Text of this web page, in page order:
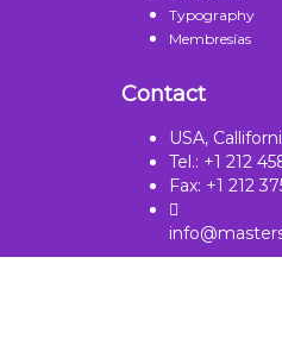
Typography
Membresías
Contact
USA,
Tel.: +1 212
Fax: +1 212